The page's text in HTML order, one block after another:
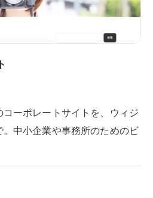
ーポレートサイトを、ウィジ
中小企業や事務所のためのビ